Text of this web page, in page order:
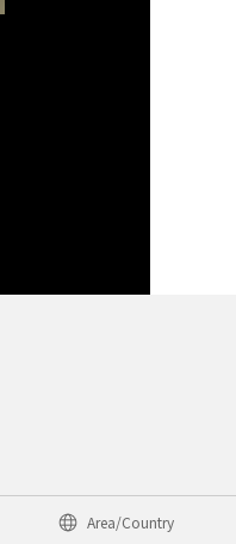
Area/Country